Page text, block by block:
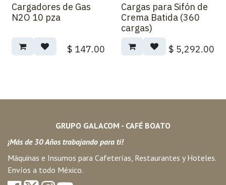
Cargadores de Gas
N2O 10 pza
$ 147.00
Cargas para Sifón de
Crema Batida (360
cargas)
$ 5,292.00
GRUPO GALACOM - CAFÉ BOATO
¡Más de 30 Años trabajando para ti!
Máquinas e Insumos para Cafeterías, Restaurantes y Hoteles.
Envíos a todo México.